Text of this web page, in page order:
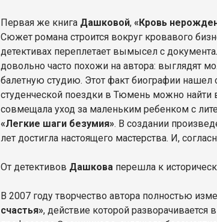
Первая же книга Дашковой,«Кровь
Сюжет романа строится вокруг кровавого
детективах переплетает вымысел с
довольно часто похожи на автора: выглядят
балетную студию. Этот факт биографии
студенческой поездки в Тюмень можно
совмещала уход за маленьким ребенком с
«Легкие шаги безумия». В создании
лет достигла настоящего мастерства. И,
От детективов Дашкова перешла к
В 2007 году творчество автора полностью
счастья», действие которой разворачивается